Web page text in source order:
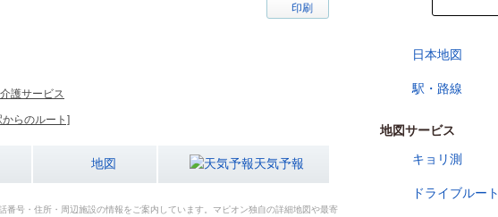
印刷
護サービス
からのルート]
地図 天気予報
番号・住所・周辺施設の情報をご案内しています。マピオン独自の詳細地図や最寄
日本地図
駅・路線
地図サービス
キョリ測
ドライブルート